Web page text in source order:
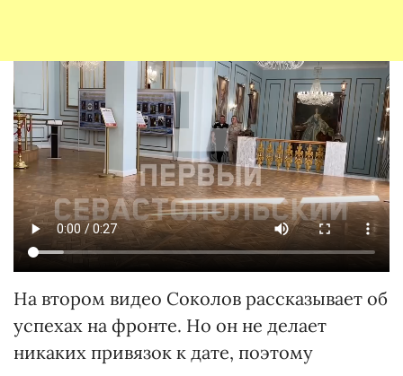
На втором видео Соколов рассказывает об
успехах на фронте. Но он не делает
никаких привязок к дате, поэтому